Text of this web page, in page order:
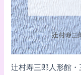
辻村寿三郎人形館